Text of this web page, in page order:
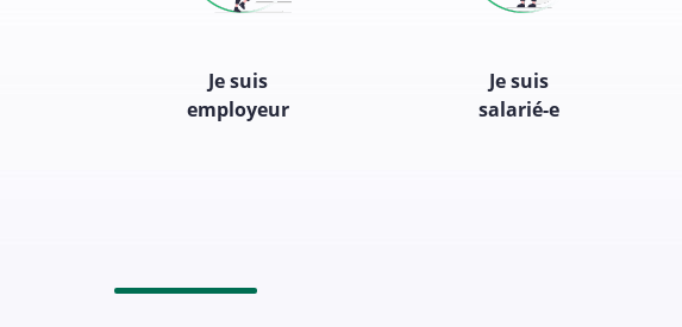
Je suis
employeur
Je suis
salarié-e